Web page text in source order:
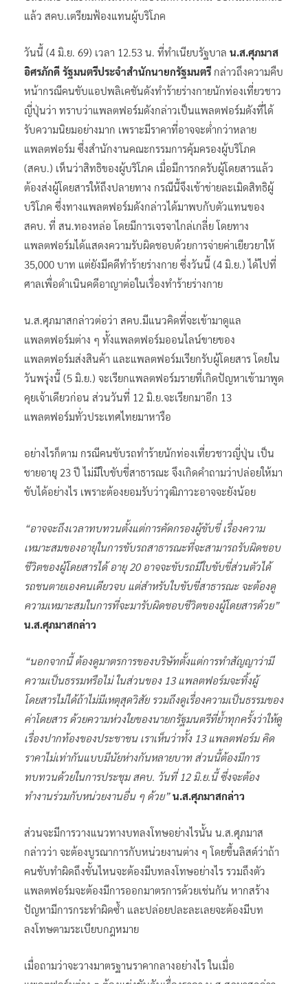
แล้ว สคบ.เตรียมฟ้องแทนผู้บริโภค
วันนี้ (4 มิ.ย. 69) เวลา 12.53 น. ที่ทำเนียบรัฐบาล น.ส.ศุภมาส
อิศรภักดี รัฐมนตรีประจำสำนักนายกรัฐมนตรี กล่าวถึงความคืบ
หน้ากรณีคนขับแอปพลิเคชันดังทำร้ายร่างกายนักท่องเที่ยวชาว
ญี่ปุ่นว่า ทราบว่าแพลตฟอร์มดังกล่าวเป็นแพลตฟอร์มดังที่ได้
รับความนิยมอย่างมาก เพราะมีราคาที่อาจจะต่ำกว่าหลาย
แพลตฟอร์ม ซึ่งสำนักงานคณะกรรมการคุ้มครองผู้บริโภค
(สคบ.) เห็นว่าสิทธิของผู้บริโภค เมื่อมีการกดรับผู้โดยสารแล้ว
ต้องส่งผู้โดยสารให้ถึงปลายทาง กรณีนี้จึงเข้าข่ายละเมิดสิทธิผู้
บริโภค ซึ่งทางแพลตฟอร์มดังกล่าวได้มาพบกับตัวแทนของ
สคบ. ที่ สน.ทองหล่อ โดยมีการเจรจาไกล่เกลี่ย โดยทาง
แพลตฟอร์มได้แสดงความรับผิดชอบด้วยการจ่ายค่าเยียวยาให้
35,000 บาท แต่ยังมีคดีทำร้ายร่างกาย ซึ่งวันนี้ (4 มิ.ย.) ได้ไปที่
ศาลเพื่อดำเนินคดีอาญาต่อในเรื่องทำร้ายร่างกาย
น.ส.ศุภมาสกล่าวต่อว่า สคบ.มีแนวคิดที่จะเข้ามาดูแล
แพลตฟอร์มต่าง ๆ ทั้งแพลตฟอร์มออนไลน์ขายของ
แพลตฟอร์มส่งสินค้า และแพลตฟอร์มเรียกรับผู้โดยสาร โดยใน
วันพรุ่งนี้ (5 มิ.ย.) จะเรียกแพลตฟอร์มรายที่เกิดปัญหาเข้ามาพูด
คุยเจ้าเดียวก่อน ส่วนวันที่ 12 มิ.ย.จะเรียกมาอีก 13
แพลตฟอร์มทั่วประเทศไทยมาหารือ
อย่างไรก็ตาม กรณีคนขับรถทำร้ายนักท่องเที่ยวชาวญี่ปุ่น เป็น
ชายอายุ 23 ปี ไม่มีใบขับขี่สาธารณะ จึงเกิดคำถามว่าปล่อยให้มา
ขับได้อย่างไร เพราะต้องยอมรับว่าวุฒิภาวะอาจจะยังน้อย
“อาจจะถึงเวลาทบทวนตั้งแต่การคัดกรองผู้ขับขี่ เรื่องความ
เหมาะสมของอายุในการขับรถสาธารณะที่จะสามารถรับผิดชอบ
ชีวิตของผู้โดยสารได้ อายุ 20 อาจจะขับรถมีใบขับขี่ส่วนตัวได้
รถชนตายเองคนเดียวจบ แต่สำหรับใบขับขี่สาธารณะ จะต้องดู
ความเหมาะสมในการที่จะมารับผิดชอบชีวิตของผู้โดยสารด้วย”
น.ส.ศุภมาสกล่าว
“นอกจากนี้ ต้องดูมาตรการของบริษัทตั้งแต่การทำสัญญาว่ามี
ความเป็นธรรมหรือไม่ ในส่วนของ 13 แพลตฟอร์มจะทิ้งผู้
โดยสารไม่ได้ถ้าไม่มีเหตุสุดวิสัย รวมถึงดูเรื่องความเป็นธรรมของ
ค่าโดยสาร ด้วยความห่วงใยของนายกรัฐมนตรีที่ย้ำทุกครั้งว่าให้ดู
เรื่องปากท้องของประชาชน เราเห็นว่าทั้ง 13 แพลตฟอร์ม คิด
ราคาไม่เท่ากันแบบมีนัยห่างกันหลายบาท ส่วนนี้ต้องมีการ
ทบทวนด้วยในการประชุม สคบ. วันที่ 12 มิ.ย.นี้ ซึ่งจะต้อง
ทำงานร่วมกับหน่วยงานอื่น ๆ ด้วย” น.ส.ศุภมาสกล่าว
ส่วนจะมีการวางแนวทางบทลงโทษอย่างไรนั้น น.ส.ศุภมาส
กล่าวว่า จะต้องบูรณาการกับหน่วยงานต่าง ๆ โดยขึ้นลิสต์ว่าถ้า
คนขับทำผิดถึงขั้นไหนจะต้องมีบทลงโทษอย่างไร รวมถึงตัว
แพลตฟอร์มจะต้องมีการออกมาตรการด้วยเช่นกัน หากสร้าง
ปัญหามีการกระทำผิดซ้ำ และปล่อยปละละเลยจะต้องมีบท
ลงโทษตามระเบียบกฎหมาย
เมื่อถามว่าจะวางมาตรฐานราคากลางอย่างไร ในเมื่อ